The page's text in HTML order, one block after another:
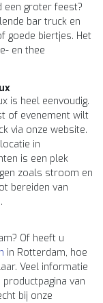
een groter feest?
bar truck en
goede biertjes. Het
en thee
is heel eenvoudig.
of evenement wilt
via onze website.
in
is een plek
zoals stroom en
bereiden van
Of heeft u
in Rotterdam, hoe
Veel informatie
van
bij onze